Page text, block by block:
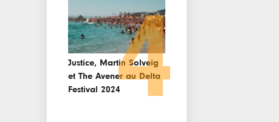
Justice, Martin Solveig
et The Avener au Delta
Festival 20244